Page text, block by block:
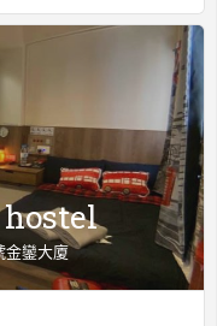
hostel
金鑾大廈